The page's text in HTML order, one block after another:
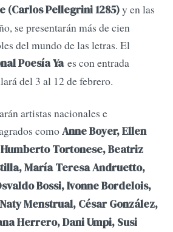
(Carlos Pellegrini 1285)y en las
se presentarán más de cien
del mundo de las letras. El
Poesía Yaes con entrada
del 3 al 12 de febrero.
artistas nacionales e
comoAnne Boyer, Ellen
Tortonese, Beatriz
María Teresa Andruetto,
Bossi, Ivonne Bordelois,
Menstrual, César González,
Herrero, Dani Umpi, Susi